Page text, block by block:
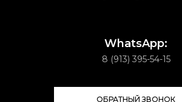
WhatsApp:
8 (913) 395-54-15
ОБРАТНЫЙ ЗВОНОК